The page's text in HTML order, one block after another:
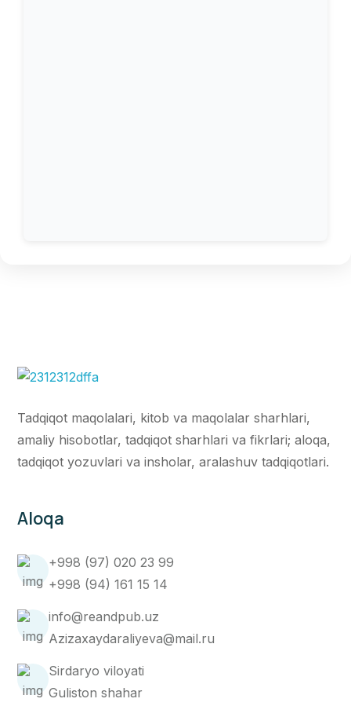
Tadqiqot maqolalari, kitob va maqolalar sharhlari,
amaliy hisobotlar, tadqiqot sharhlari va fikrlari; aloqa,
tadqiqot yozuvlari va insholar, aralashuv tadqiqotlari.
Aloqa
+998 (97) 020 23 99
+998 (94) 161 15 14
info@reandpub.uz
Azizaxaydaraliyeva@mail.ru
Sirdaryo viloyati
Guliston shahar